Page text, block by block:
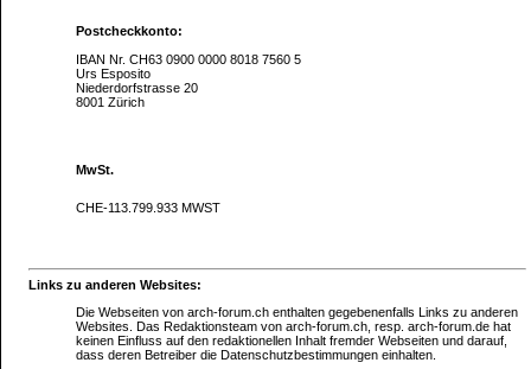
Postcheckkonto:
IBAN Nr. CH63 0900 0000 8018 7560 5
Urs Esposito
Niederdorfstrasse 20
8001 Zürich
MwSt.
CHE-113.799.933 MWST
Links zu anderen Websites:
Die Webseiten von arch-forum.ch enthalten gegebenenfalls Links zu anderen
Websites. Das Redaktionsteam von arch-forum.ch, resp. arch-forum.de hat
keinen Einfluss auf den redaktionellen Inhalt fremder Webseiten und darauf,
dass deren Betreiber die Datenschutzbestimmungen einhalten.